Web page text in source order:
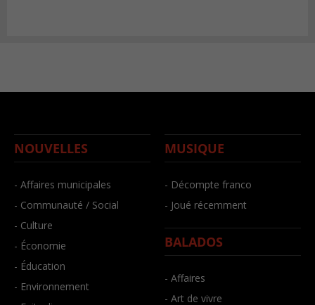
NOUVELLES
- Affaires municipales
- Communauté / Social
- Culture
- Économie
- Éducation
- Environnement
MUSIQUE
- Décompte franco
- Joué récemment
BALADOS
- Affaires
- Art de vivre